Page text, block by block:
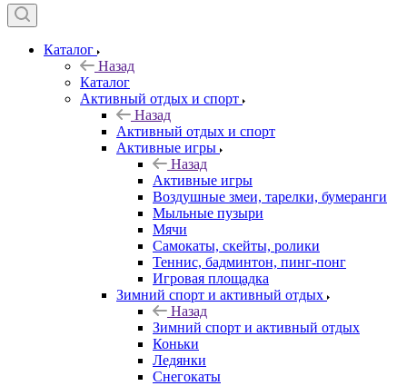
Каталог
Назад
Каталог
Активный отдых и спорт
Назад
Активный отдых и спорт
Активные игры
Назад
Активные игры
Воздушные змеи, тарелки, бумеранги
Мыльные пузыри
Мячи
Самокаты, скейты, ролики
Теннис, бадминтон, пинг-понг
Игровая площадка
Зимний спорт и активный отдых
Назад
Зимний спорт и активный отдых
Коньки
Ледянки
Снегокаты